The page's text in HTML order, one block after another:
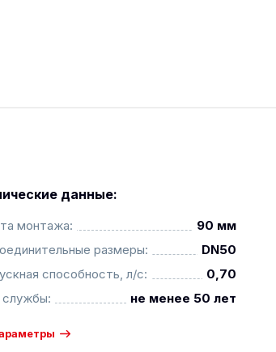
данные:
монтажа:
90 мм
размеры:
DN50
способность, л/с:
0,70
не менее 50 лет